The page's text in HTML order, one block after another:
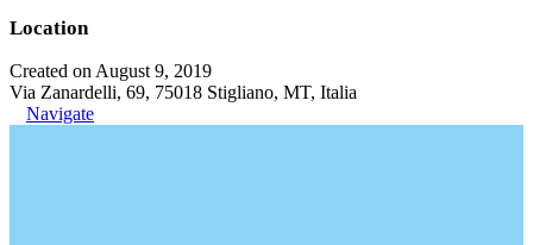
Location
Created on August 9, 2019
Via Zanardelli, 69, 75018 Stigliano, MT, Italia
Navigate